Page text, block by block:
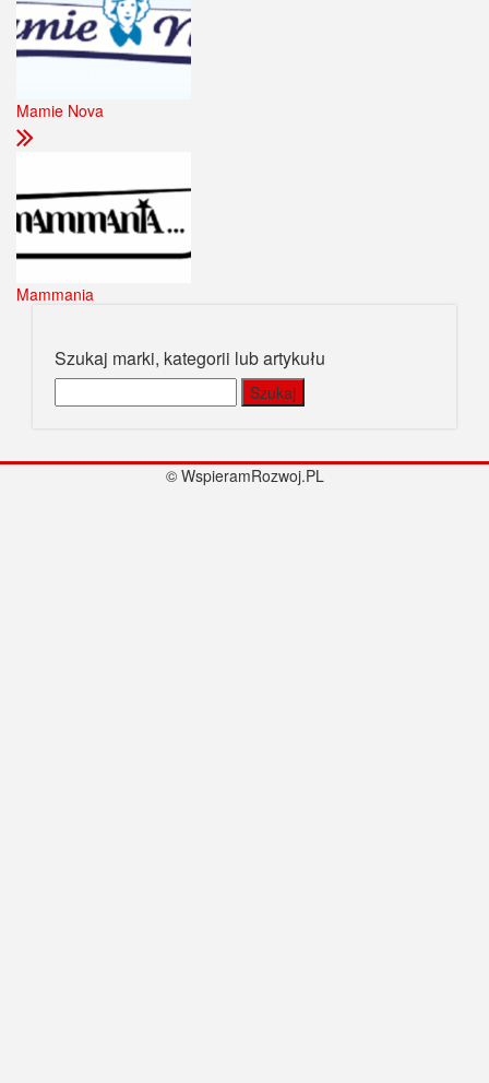
Mamie Nova
Mammania
Szukaj marki, kategorii lub artykułu
© WspieramRozwoj.PL